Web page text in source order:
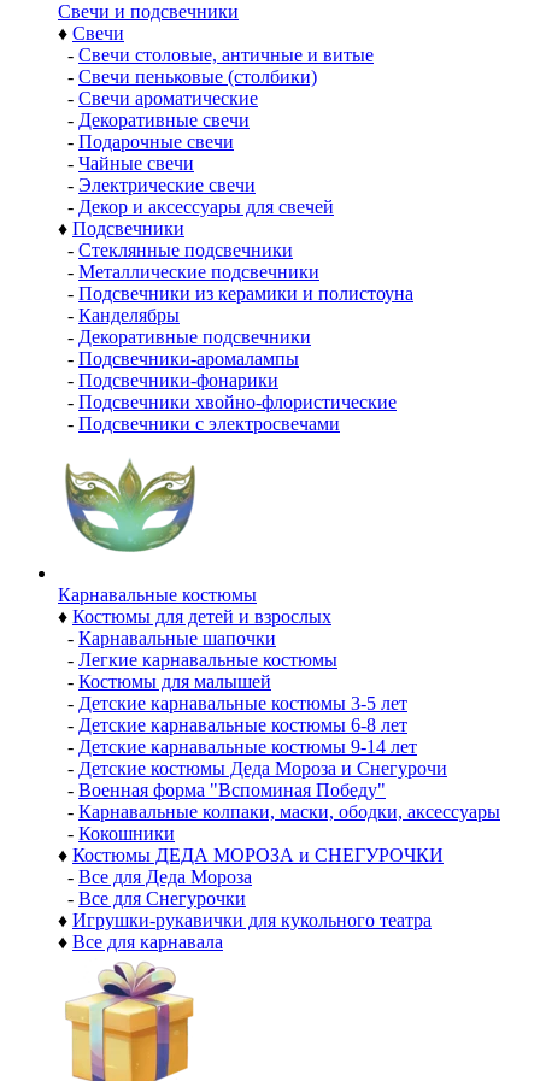
Свечи и подсвечники
♦ Свечи
- Свечи столовые, античные и витые
- Свечи пеньковые (столбики)
- Свечи ароматические
- Декоративные свечи
- Подарочные свечи
- Чайные свечи
- Электрические свечи
- Декор и аксессуары для свечей
♦ Подсвечники
- Стеклянные подсвечники
- Металлические подсвечники
- Подсвечники из керамики и полистоуна
- Канделябры
- Декоративные подсвечники
- Подсвечники-аромалампы
- Подсвечники-фонарики
- Подсвечники хвойно-флористические
- Подсвечники с электросвечами
Карнавальные костюмы
♦ Костюмы для детей и взрослых
- Карнавальные шапочки
- Легкие карнавальные костюмы
- Костюмы для малышей
- Детские карнавальные костюмы 3-5 лет
- Детские карнавальные костюмы 6-8 лет
- Детские карнавальные костюмы 9-14 лет
- Детские костюмы Деда Мороза и Снегурочи
- Военная форма "Вспоминая Победу"
- Карнавальные колпаки, маски, ободки, аксессуары
- Кокошники
♦ Костюмы ДЕДА МОРОЗА и СНЕГУРОЧКИ
- Все для Деда Мороза
- Все для Снегурочки
♦ Игрушки-рукавички для кукольного театра
♦ Все для карнавала